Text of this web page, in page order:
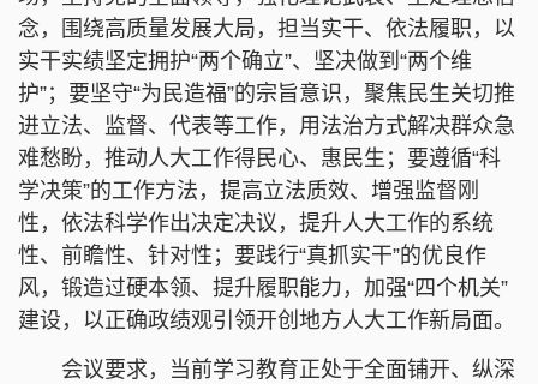
念，围绕高质量发展大局，担当实干、依法履职，以
实干实绩坚定拥护“两个确立”、坚决做到“两个维
护”；要坚守“为民造福”的宗旨意识，聚焦民生关切推
进立法、监督、代表等工作，用法治方式解决群众急
难愁盼，推动人大工作得民心、惠民生；要遵循“科
学决策”的工作方法，提高立法质效、增强监督刚
性，依法科学作出决定决议，提升人大工作的系统
性、前瞻性、针对性；要践行“真抓实干”的优良作
风，锻造过硬本领、提升履职能力，加强“四个机关”
建设，以正确政绩观引领开创地方人大工作新局面。
会议要求，当前学习教育正处于全面铺开、纵深